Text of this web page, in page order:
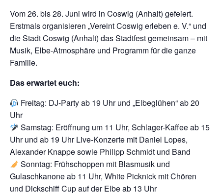
Vom 26. bis 28. Juni wird in Coswig (Anhalt) gefeiert.
Erstmals organisieren „Vereint Coswig erleben e. V.“ und
die Stadt Coswig (Anhalt) das Stadtfest gemeinsam – mit
Musik, Elbe-Atmosphäre und Programm für die ganze
Familie.
Das erwartet euch:
Freitag: DJ-Party ab 19 Uhr und „Elbeglühen“ ab 20
Uhr
Samstag: Eröffnung um 11 Uhr, Schlager-Kaffee ab 15
Uhr und ab 19 Uhr Live-Konzerte mit Daniel Lopes,
Alexander Knappe sowie Philipp Schmidt und Band
Sonntag: Frühschoppen mit Blasmusik und
Gulaschkanone ab 11 Uhr, White Picknick mit Chören
und Dickschiff Cup auf der Elbe ab 13 Uhr